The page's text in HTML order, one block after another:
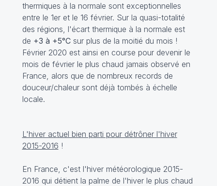
thermiques à la normale sont exceptionnelles
entre le 1er et le 16 février. Sur la quasi-totalité
des régions, l'écart thermique à la normale est
de +3 à +5°Csur plus de la moitié du mois !
Février 2020 est ainsi en course pour devenir le
mois de février le plus chaud jamais observé en
France, alors que de nombreux records de
douceur/chaleur sont déjà tombés à échelle
locale.
L'hiver actuel bien parti pour détrôner l'hiver
2015-2016 !
En France, c'est l'hiver météorologique 2015-
2016 qui détient la palme de l'hiver le plus chaud